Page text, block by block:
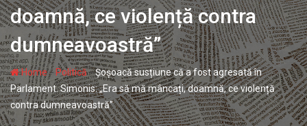
doamnă, ce violență contra
dumneavoastră”
Home- Politică-Șoșoacă susțiune că a fost agresată în
Parlament. Simonis: „Era să mă mâncați, doamnă, ce violență
contra dumneavoastră”